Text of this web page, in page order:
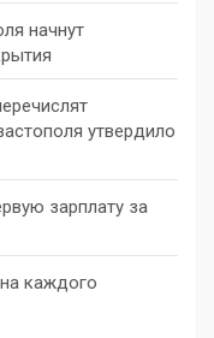
начнут
утвердило
зарплату за
каждого